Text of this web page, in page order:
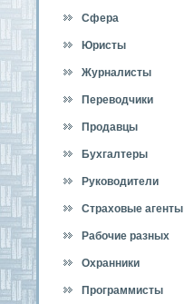
Сфера
обслуживания
Юристы
Журналисты
Переводчики
Продавцы
Бухгалтеры
Руководители
Страховые агенты
Рабочие разных
специальностей
Охранники
Программисты